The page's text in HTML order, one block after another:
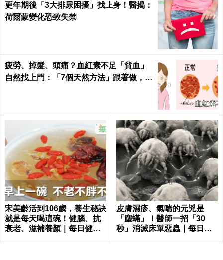
更年期後「3大排尿困擾」找上身！醫揭：
荷爾蒙變化恐致失禁
疲勞、掉髮、頭痛？血紅素不足「貧血」
自然找上門：「7個天然方法」跟著做，杜
宋美齡活到106歲，養生秘訣
就是每天喝這碗！健腦、抗
衰老、滋補養顏｜每日健康
皮膚濕疹、氣喘的元兇是
「塵蟎」！醫師一招「30
秒」消滅床單惡蟲｜每日健